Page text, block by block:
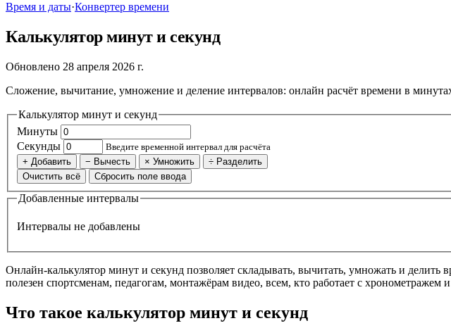
Время и даты·Конвертер времени
Калькулятор минут и секунд
Обновлено 28 апреля 2026 г.
Сложение, вычитание, умножение и деление интервалов: онлайн расчёт времени в
Калькулятор минут и секунд
Минуты
Секунды
Введите временной интервал для расчёта
+ Добавить
− Вычесть × Умножить
÷ Разделить
Очистить всё
Сбросить поле ввода
Добавленные интервалы
Интервалы не добавлены
Онлайн-калькулятор минут и секунд позволяет складывать, вычитать, умножать и
полезен спортсменам, педагогам, монтажёрам видео, всем, кто работает с хронометражем
Что такое калькулятор минут и секунд